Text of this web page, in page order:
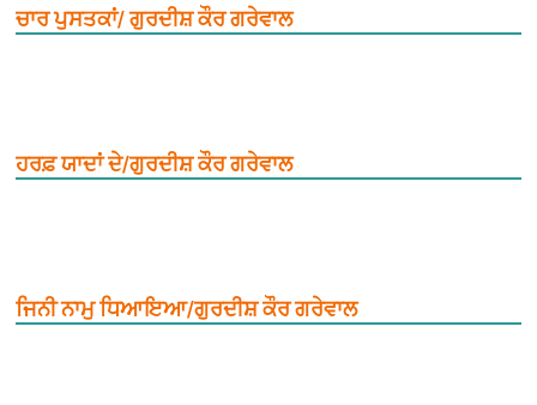
ਚਾਰ ਪੁਸਤਕਾਂ/ ਗੁਰਦੀਸ਼ ਕੌਰ ਗਰੇਵਾਲ
ਹਰਫ਼ ਯਾਦਾਂ ਦੇ/ਗੁਰਦੀਸ਼ ਕੌਰ ਗਰੇਵਾਲ
ਜਿਨੀ ਨਾਮੁ ਧਿਆਇਆ/ਗੁਰਦੀਸ਼ ਕੌਰ ਗਰੇਵਾਲ